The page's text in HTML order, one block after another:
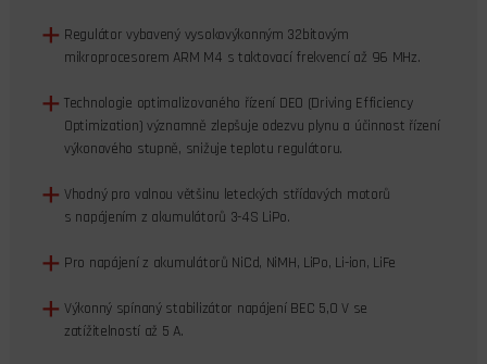
Regulátor vybavený vysokovýkonným 32bitovým
mikroprocesorem ARM M4 s taktovací frekvencí až 96 MHz.
Technologie optimalizovaného řízení DEO (Driving Efficiency
Optimization) významně zlepšuje odezvu plynu a účinnost řízení
výkonového stupně, snižuje teplotu regulátoru.
Vhodný pro valnou většinu leteckých střídavých motorů
s napájením z akumulátorů 3-4S LiPo.
Pro napájení z akumulátorů NiCd, NiMH, LiPo, Li-ion, LiFe
Výkonný spínaný stabilizátor napájení BEC 5,0 V se
zatížitelností až 5 A.